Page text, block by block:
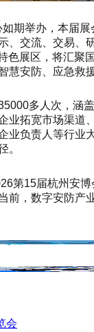
举办，本届
交流、交易
展区，将汇
安防、应急救
多人次，
拓宽市场渠
负责人等行
。
第15届杭州安
，数字安防
会